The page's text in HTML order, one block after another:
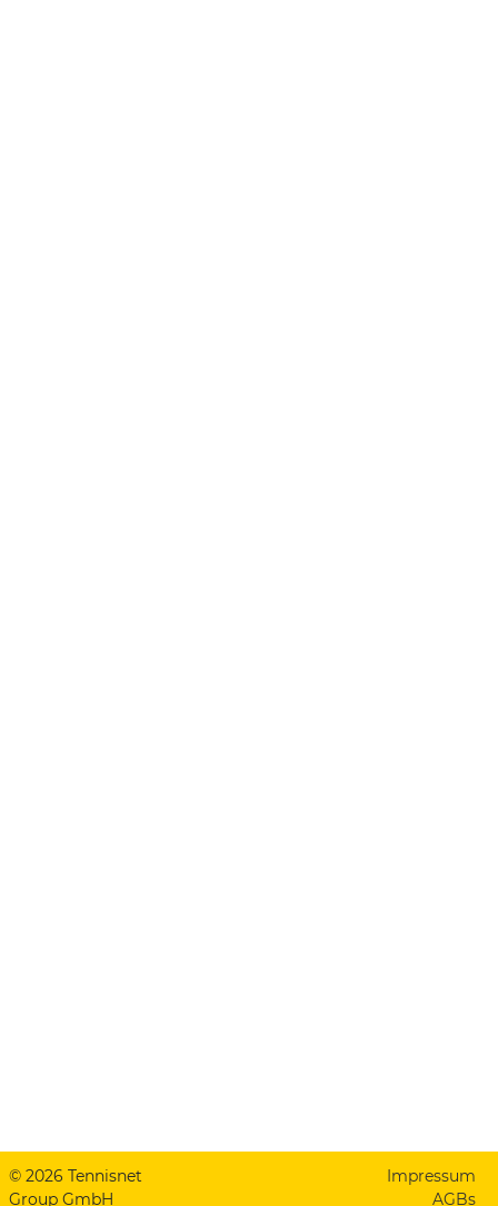
© 2026 Tennisnet
Group GmbH
Impressum
AGBs